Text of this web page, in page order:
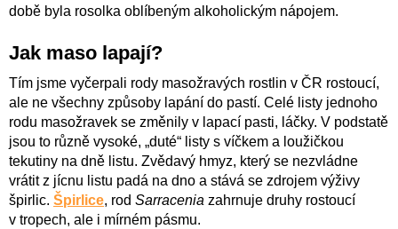
době byla rosolka oblíbeným alkoholickým nápojem.
Jak maso lapají?
Tím jsme vyčerpali rody masožravých rostlin v ČR rostoucí,
ale ne všechny způsoby lapání do pastí. Celé listy jednoho
rodu masožravek se změnily v lapací pasti, láčky. V podstatě
jsou to různě vysoké, „duté“ listy s víčkem a loužičkou
tekutiny na dně listu. Zvědavý hmyz, který se nezvládne
vrátit z jícnu listu padá na dno a stává se zdrojem výživy
špirlic. Špirlice, rod Sarracenia zahrnuje druhy rostoucí
v tropech, ale i mírném pásmu.